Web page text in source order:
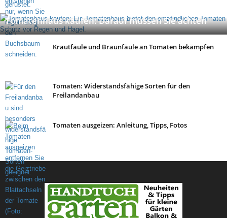
Tomatenhaus kaufen: Darauf müssen Sie achten
Krautfäule und Braunfäule an Tomaten bekämpfen
Tomaten: Widerstandsfähige Sorten für den
Freilandanbau
Tomaten ausgeizen: Anleitung, Tipps, Fotos